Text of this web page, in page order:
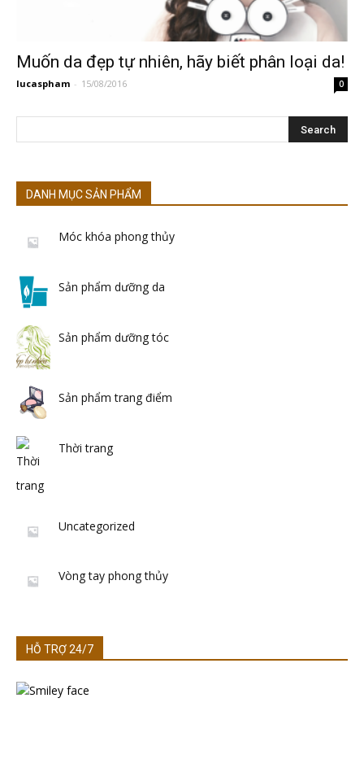
Muốn da đẹp tự nhiên, hãy biết phân loại da!
lucaspham - 15/08/2016 0
DANH MỤC SẢN PHẨM
Móc khóa phong thủy
Sản phẩm dưỡng da
Sản phẩm dưỡng tóc
Sản phẩm trang điểm
Thời trang
Uncategorized
Vòng tay phong thủy
HỖ TRỢ 24/7